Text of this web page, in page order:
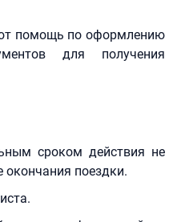
помощь по оформлению
для получения
сроком действия не
окончания поездки.